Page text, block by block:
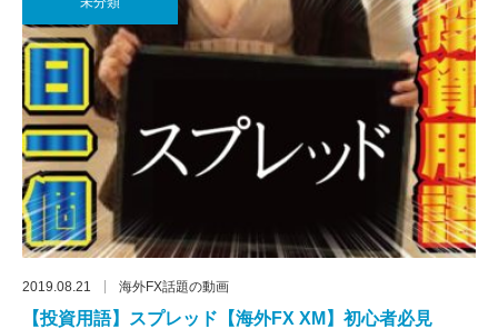
2019.08.21 海外FX話題の動画
【投資用語】スプレッド【海外FX XM】初心者必見